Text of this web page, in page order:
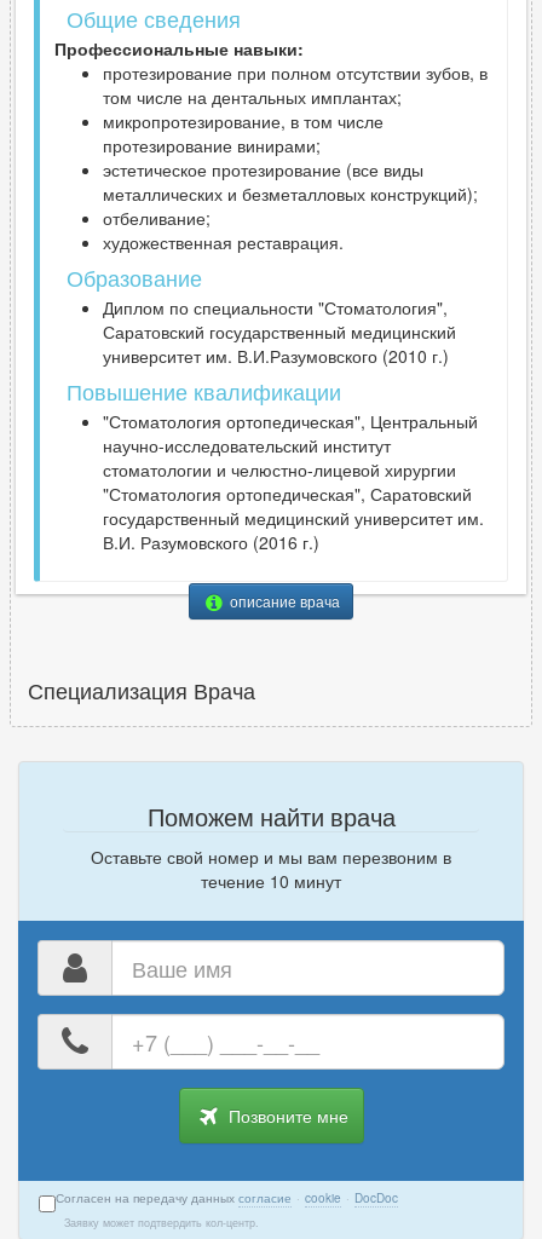
Общие сведения
Профессиональные навыки:
протезирование при полном отсутствии зубов, в
том числе на дентальных имплантах;
микропротезирование, в том числе
протезирование винирами;
эстетическое протезирование (все виды
металлических и безметалловых конструкций);
отбеливание;
художественная реставрация.
Образование
Диплом по специальности "Стоматология",
Саратовский государственный медицинский
университет им. В.И.Разумовского (2010 г.)
Повышение квалификации
"Стоматология ортопедическая", Центральный
научно-исследовательский институт
стоматологии и челюстно-лицевой хирургии
"Стоматология ортопедическая", Саратовский
государственный медицинский университет им.
В.И. Разумовского (2016 г.)
описание врача
Специализация Врача
Поможем найти врача
Оставьте свой номер и мы вам перезвоним в
течение 10 минут
номер
телефона
Позвоните мне
Согласен на передачу данных согласие · cookie · DocDoc
Заявку может подтвердить кол-центр.